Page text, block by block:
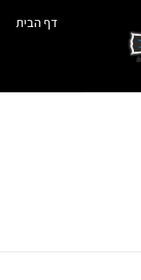
דף הבית